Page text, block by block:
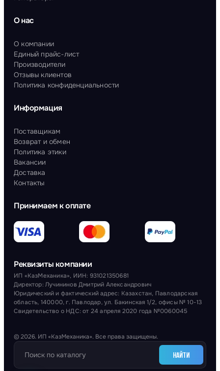
О нас
О компании
Единый прайс-лист
Производители
Отзывы клиентов
Политика конфиденциальности
Информация
Поставщикам
Возврат и обмен
Политика этики
Вакансии
Доставка
Контакты
Принимаем к оплате
Реквизиты компании
ИП «КазМеханика», ИИН: 931021350681
Директор: Лучининов Дмитрий Александрович
Юридический и фактический адрес: Казахстан, Павлодарская
область, 140000, г. Павлодар, ул. Бакинская 1/2, офисы № 10-13
Свидетельство о НДС: от 24 апреля 2020 года №0060045
© 2026. ИП «КазМеханика». Все права защищены.
НАЙТИ